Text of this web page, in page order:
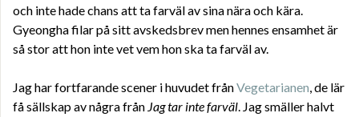
och inte hade chans att ta farväl av sina nära och kära.
Gyeongha filar på sitt avskedsbrev men hennes ensamhet är
så stor att hon inte vet vem hon ska ta farväl av.
Jag har fortfarande scener i huvudet frånVegetarianen, de lär
få sällskap av några från Jag tar inte farväl. Jag smäller halvt